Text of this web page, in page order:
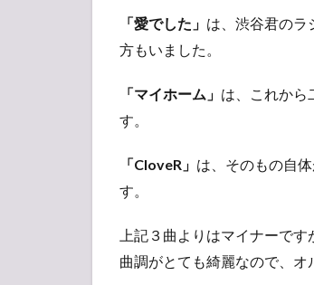
族へ
BGM
曲
4
と
「愛でした」 は、渋谷君のラ
方もいました。
「マイホーム」 は、これから
す。
「CloveR」 は、そのもの自
す。
上記３曲よりはマイナーで
曲調がとても綺麗なので、オ